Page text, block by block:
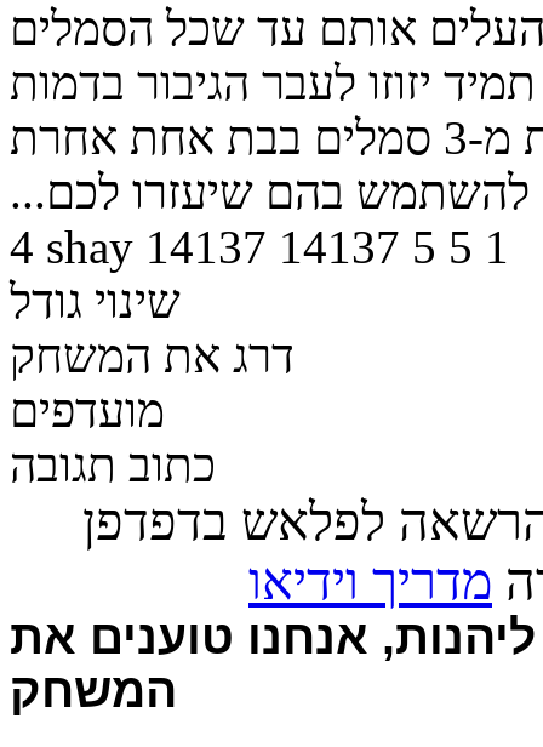
אותם עד שכל הסמלים
יזוזו לעבר הגיבור בדמות
הסמיילי ולא כדאי להעלים פחות מ-3 סמלים בבת אחת אחרת
להשתמש בהם שיעזרו לכם...
4 shay 14137 14137 5 5 1
שינוי גודל
דרג את המשחק
מועדפים
כתוב תגובה
לפלאש בדפדפן
מדריך וידיאו
אנחנו טוענים את
המשחק